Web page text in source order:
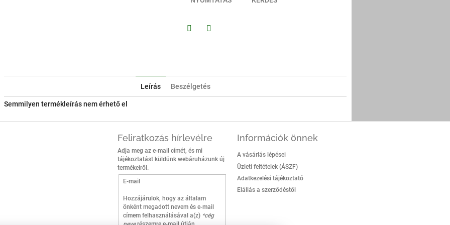
Leírás Beszélgetés
Semmilyen termékleírás nem érhető el
Feliratkozás hírlevélre
Adja meg az e-mail címét, és mi
tájékoztatást küldünk webáruházunk új
termékeiről.
E-mail
Hozzájárulok, hogy az általam
önként megadott nevem és e-mail
címem felhasználásával a(z) *cég
Információk önnek
A vásárlás lépései
Üzleti feltételek (ÁSZF)
Adatkezelési tájékoztató
Elállás a szerződéstől